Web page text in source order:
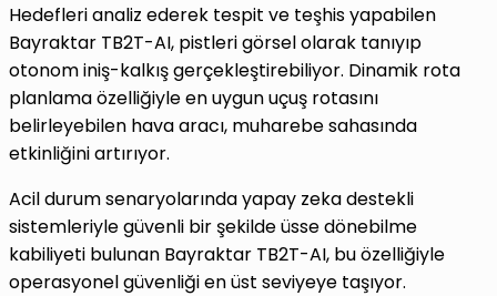
Hedefleri analiz ederek tespit ve teşhis yapabilen
Bayraktar TB2T-AI, pistleri görsel olarak tanıyıp
otonom iniş-kalkış gerçekleştirebiliyor. Dinamik rota
planlama özelliğiyle en uygun uçuş rotasını
belirleyebilen hava aracı, muharebe sahasında
etkinliğini artırıyor.
Acil durum senaryolarında yapay zeka destekli
sistemleriyle güvenli bir şekilde üsse dönebilme
kabiliyeti bulunan Bayraktar TB2T-AI, bu özelliğiyle
operasyonel güvenliği en üst seviyeye taşıyor.